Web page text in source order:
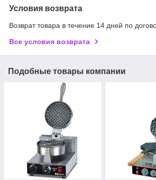
Условия возврата
Возврат товара в течение 14 дней по
Все условия возврата
Подобные товары компании